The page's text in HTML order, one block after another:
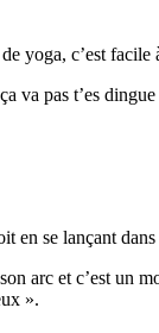
yoga, c’est facile
va pas t’es
en se lançant
arc et c’est un
».